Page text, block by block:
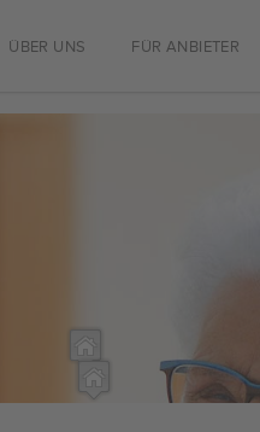
ÜBER UNS FÜR ANBIETER